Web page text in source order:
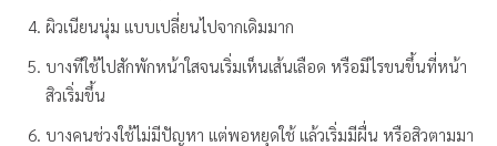
ผิวเนียนนุ่ม แบบเปลี่ยนไปจากเดิมมาก
บางทีใช้ไปสักพักหน้าใสจนเริ่มเห็นเส้นเลือด หรือมีไรขนขึ้นที่หน้า
สิวเริ่มขึ้น
บางคนช่วงใช้ไม่มีปัญหา แต่พอหยุดใช้ แล้วเริ่มมีผื่น หรือสิวตามมา